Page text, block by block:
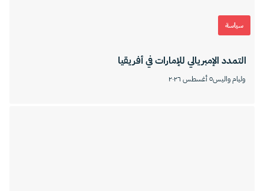
سياسة
التمدد الإمبريالي للإمارات في أفريقيا
وليام واليس٥ أغسطس ٢٠٢٦